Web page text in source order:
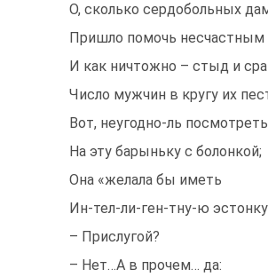
О, сколько сердобольных
Пришло помочь несчастным
И как ничтожно – стыд и
Число мужчин в кругу их
Вот, неугодно-ль посмотреть
На эту барыньку с болонкой;
Она «желала бы иметь
Ин-тел-ли-ген-тну-ю
– Прислугой?
– Нет…А в прочем… да: